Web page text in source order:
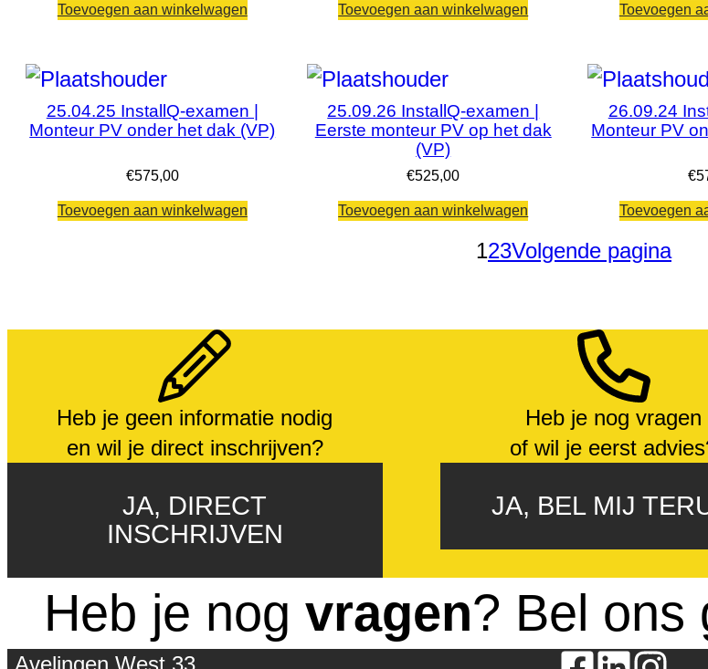
Toevoegen aan winkelwagen Toevoegen aan winkelwagen Toevoegen
25.04.25 InstallQ-examen |
Monteur PV onder het dak (VP)
€575,00
Toevoegen aan winkelwagen
25.09.26 InstallQ-examen |
Eerste monteur PV op het dak
(VP)
€525,00
Toevoegen aan winkelwagen
26.09.24
Monteur PV
€
Toevoegen
123Volgende pagina
Heb je geen informatie nodig
en wil je direct inschrijven?
JA, DIRECT
INSCHRIJVEN
Heb je nog vragen
of wil je eerst
JA, BEL MIJ
Heb je nog vragen? Bel ons
Avelingen West 33